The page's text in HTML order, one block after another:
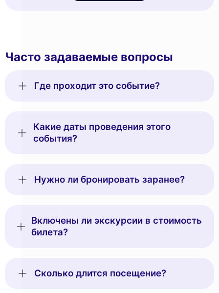
Часто задаваемые вопросы
Где проходит это событие?
Какие даты проведения этого
события?
Нужно ли бронировать заранее?
Включены ли экскурсии в стоимость
билета?
Сколько длится посещение?